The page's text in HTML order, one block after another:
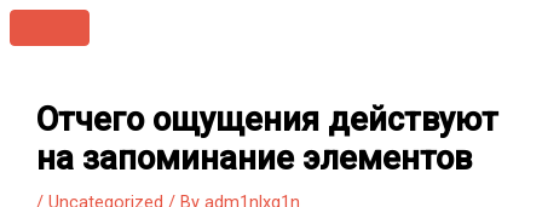
Skip
to
Menu
Отчего ощущения действуют
на запоминание элементов
/Uncategorized / Byadm1nlxg1n